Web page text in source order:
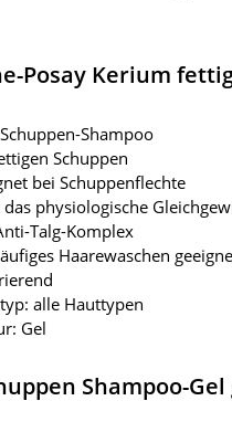
Posay Kerium
Shampoo
Schuppen
bei Schuppenflechte
physiologische
Talg-Komplex
Haarewaschen
alle Hauttypen
Gel
Shampoo-